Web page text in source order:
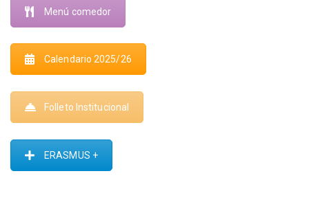
Menú comedor
Calendario 2025/26
Folleto Institucional
ERASMUS +